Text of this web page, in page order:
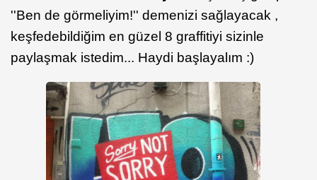
''Ben de görmeliyim!'' demenizi sağlayacak ,
keşfedebildiğim en güzel 8 graffitiyi sizinle
paylaşmak istedim... Haydi başlayalım :)